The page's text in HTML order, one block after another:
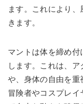
ます。これにより
きます。
マントは体を締め付
します。これは、
や、身体の自由を重
冒険者やコスプレ